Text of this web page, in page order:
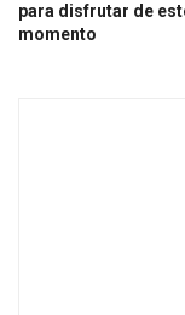
para disfrutar de
momento